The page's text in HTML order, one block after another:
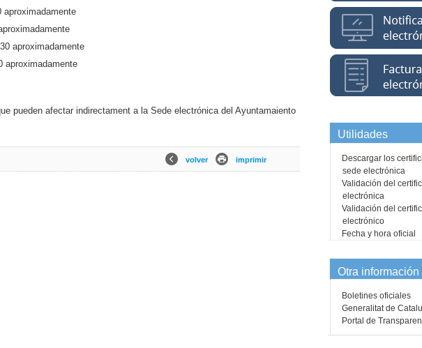
aproximadamente
aproximadamente
aproximadamente
pueden afectar indirectament a la Sede electrónica del Ayuntamaiento
volver imprimir
Utilidades
Descargar los
sede electrónica
Validación del
electrónica
Validación del
electrónico
Fecha y hora oficial
Otra
Boletines oficiales
Generalitat de
Portal de